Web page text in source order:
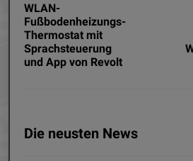
WLAN-
Fußbodenheizungs-
Thermostat mit
Sprachsteuerung
und App von Revolt
Die neusten News